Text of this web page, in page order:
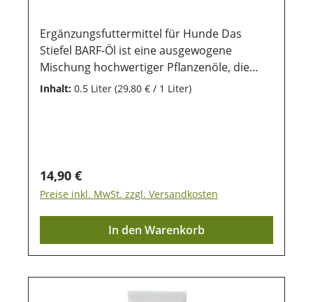
Ergänzungsfuttermittel für Hunde Das
Stiefel BARF-Öl ist eine ausgewogene
Mischung hochwertiger Pflanzenöle, die
speziell für die Rohfütterung von Hunden
Zusätze. Ideal zum Barfen – abgestimmt auf
den Nährstoffbedarf von Hunden Mit
Omega-3-6-9-Fettsäuren – für gesunde Haut
& glänzendes Fell Enthält Lein-, Hanf- &
Nachtkerzenöl Ohne künstliche Aromen
oder Konservierungsmittel
Inhalt: 0.5 Liter (29,80 € / 1 Liter)
Regulärer Preis:
14,90 €
Preise inkl. MwSt. zzgl. Versandkosten
In den Warenkorb